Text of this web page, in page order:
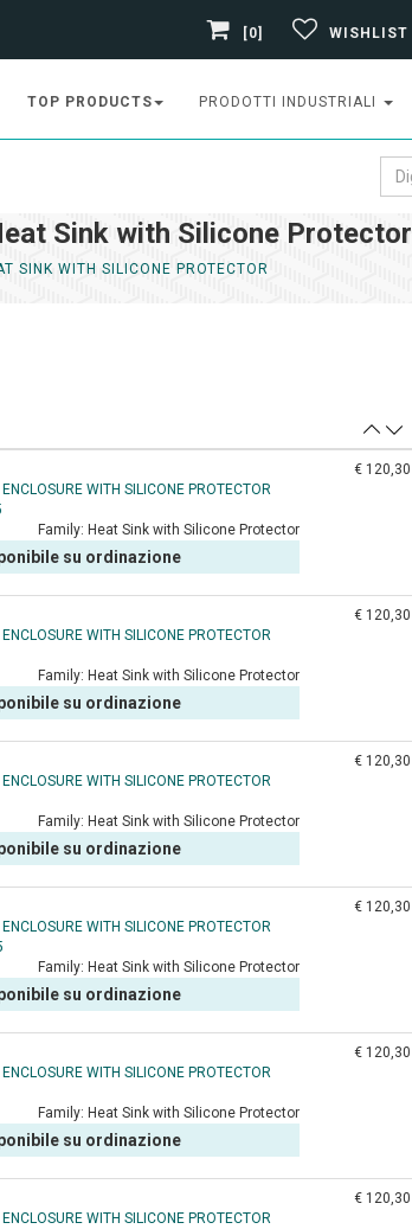
[0] WISHLIST
TOP PRODUCTS PRODOTTI INDUSTRIALI
Sink with Silicone Protector
SINK WITH SILICONE PROTECTOR
WITH SILICONE PROTECTOR
Family: Heat Sink with Silicone Protector
su ordinazione
€ 120,30
WITH SILICONE PROTECTOR
Family: Heat Sink with Silicone Protector
su ordinazione
€ 120,30
WITH SILICONE PROTECTOR
Family: Heat Sink with Silicone Protector
su ordinazione
€ 120,30
WITH SILICONE PROTECTOR
Family: Heat Sink with Silicone Protector
su ordinazione
€ 120,30
WITH SILICONE PROTECTOR
Family: Heat Sink with Silicone Protector
su ordinazione
€ 120,30
WITH SILICONE PROTECTOR
€ 120,30